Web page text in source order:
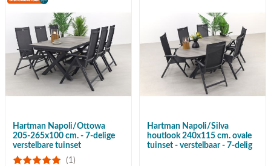
Hartman Napoli/Ottowa
205-265x100 cm. - 7-delige
verstelbare tuinset
(1)
Hartman Napoli/Silva
houtlook 240x115 cm. ovale
tuinset - verstelbaar - 7-delig